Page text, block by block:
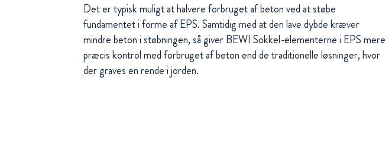
Det er typisk muligt at halvere forbruget af beton ved at støbe
fundamentet i forme af EPS. Samtidig med at den lave dybde kræver
mindre beton i støbningen, så giver BEWI Sokkel-elementerne i EPS mere
præcis kontrol med forbruget af beton end de traditionelle løsninger, hvor
der graves en rende i jorden.